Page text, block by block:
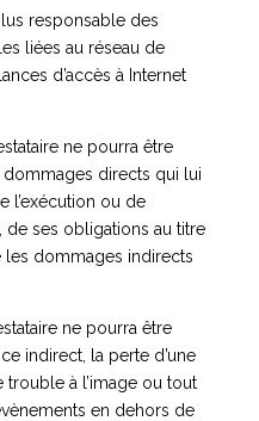
responsable des
liées au réseau de
d’accès à Internet
ne pourra être
directs qui lui
l’exécution ou de
de ses obligations au titre
les dommages indirects
ne pourra être
indirect, la perte d’une
à l’image ou tout
en dehors de